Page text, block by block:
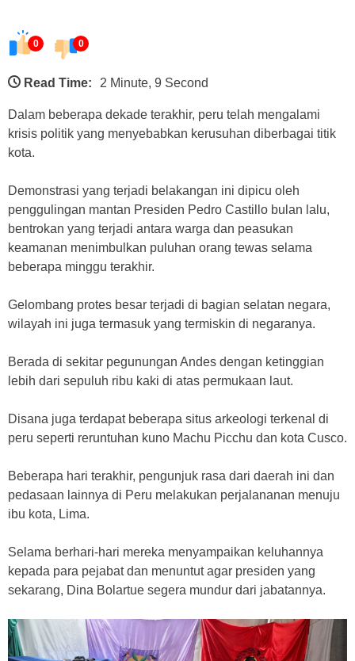
0 0
Read Time: 2 Minute, 9 Second
Dalam beberapa dekade terakhir, peru telah mengalami
krisis politik yang menyebabkan kerusuhan diberbagai titik
kota.
Demonstrasi yang terjadi belakangan ini dipicu oleh
penggulingan mantan Presiden Pedro Castillo bulan lalu,
bentrokan yang terjadi antara warga dan peasukan
keamanan menimbulkan puluhan orang tewas selama
beberapa minggu terakhir.
Gelombang protes besar terjadi di bagian selatan negara,
wilayah ini juga termasuk yang termiskin di negaranya.
Berada di sekitar pegunungan Andes dengan ketinggian
lebih dari sepuluh ribu kaki di atas permukaan laut.
Disana juga terdapat beberapa situs arkeologi terkenal di
peru seperti reruntuhan kuno Machu Picchu dan kota Cusco.
Beberapa hari terakhir, pengunjuk rasa dari daerah ini dan
pedasaan lainnya di Peru melakukan perjalananan menuju
ibu kota, Lima.
Selama berhari-hari mereka menyampaikan keluhannya
kepada para pejabat dan menuntut agar presiden yang
sekarang, Dina Bolartue segera mundur dari jabatannya.